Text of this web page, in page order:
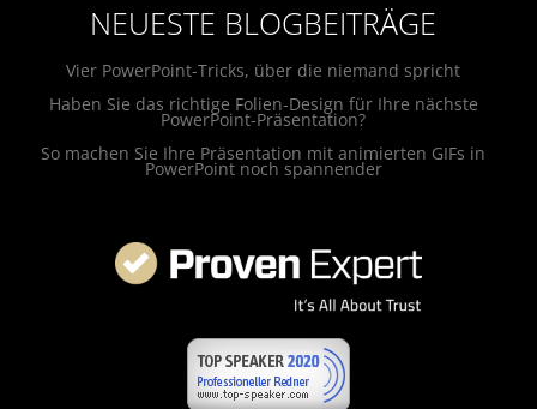
NEUESTE BLOGBEITRÄGE
Vier PowerPoint-Tricks, über die niemand spricht
Haben Sie das richtige Folien-Design für Ihre nächste
PowerPoint-Präsentation?
So machen Sie Ihre Präsentation mit animierten GIFs in
PowerPoint noch spannender